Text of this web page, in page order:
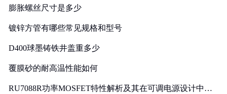
膨胀螺丝尺寸是多少
镀锌方管有哪些常见规格和型号
D400球墨铸铁井盖重多少
覆膜砂的耐高温性能如何
RU7088R功率MOSFET特性解析及其在可调电源设计中的